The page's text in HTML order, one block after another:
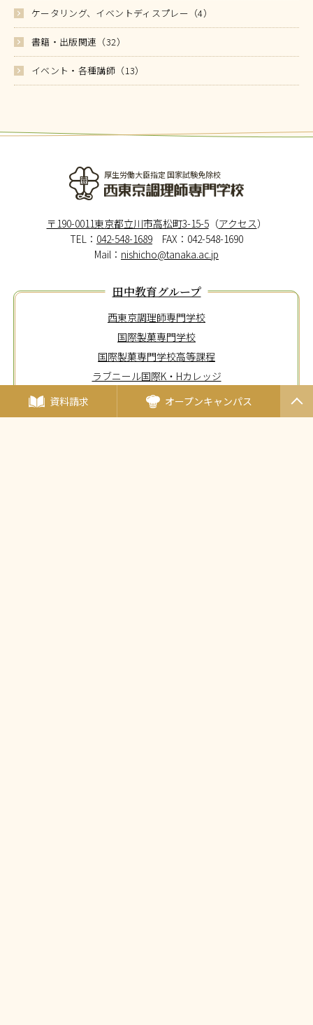
ケータリング、イベントディスプレー（4）
書籍・出版関連（32）
イベント・各種講師（13）
厚生労働大臣指定 国家試験免除校
〒190-0011東京都立川市高松町3-15-5（アクセス）
TEL： 042-548-1689 FAX：042-548-1690
Mail： nishicho@tanaka.ac.jp
田中教育グループ
西東京調理師専門学校
国際製菓専門学校
国際製菓専門学校高等課程
ラブニール国際K・Hカレッジ
東京メディカル歯科専門学校
資料請求
オープンキャンパス